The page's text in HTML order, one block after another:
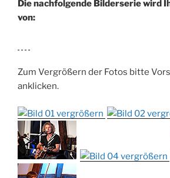
Die nachfolgende Bilderserie wird
von:
Zum Vergrößern der Fotos bitte
anklicken.